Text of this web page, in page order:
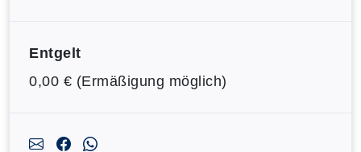
Entgelt
0,00 € (Ermäßigung möglich)